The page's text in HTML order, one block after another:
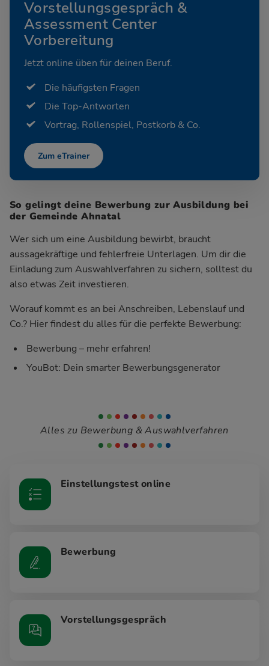
Vorstellungsgespräch &
Assessment Center
Vorbereitung
Jetzt online üben für deinen Beruf.
Die häufigsten Fragen
Die Top-Antworten
Vortrag, Rollenspiel, Postkorb & Co.
Zum eTrainer
So gelingt deine Bewerbung zur Ausbildung bei
der Gemeinde Ahnatal
Wer sich um eine Ausbildung bewirbt, braucht
aussagekräftige und fehlerfreie Unterlagen. Um dir die
Einladung zum Auswahlverfahren zu sichern, solltest du
also etwas Zeit investieren.
Worauf kommt es an bei Anschreiben, Lebenslauf und
Co.? Hier findest du alles für die perfekte Bewerbung:
Bewerbung – mehr erfahren!
YouBot: Dein smarter Bewerbungsgenerator
Alles zu Bewerbung & Auswahlverfahren
Einstellungstest online
Bewerbung
Vorstellungsgespräch